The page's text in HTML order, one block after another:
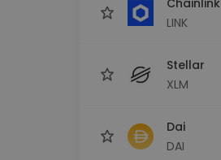
LINK
Stellar
XLM
Dai
DAI